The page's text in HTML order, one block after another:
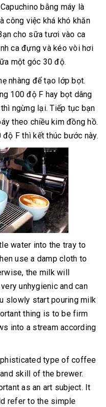
bằng máy là
công việc khá khó khăn
cho sữa tươi vào ca
ca đựng và kéo vòi hơi
một góc 30 độ.
nhàng để tạo lớp bọt.
100 độ F hay bọt dâng
ngừng lại. Tiếp tục bạn
theo chiều kim đồng hồ.
F thì kết thúc bước này.
water into the tray to
use a damp cloth to
the milk will
unhygienic and can
slowly start pouring milk
thing is to be firm
into a stream according
type of coffee
skill of the brewer.
as an art subject. It
refer to the simple